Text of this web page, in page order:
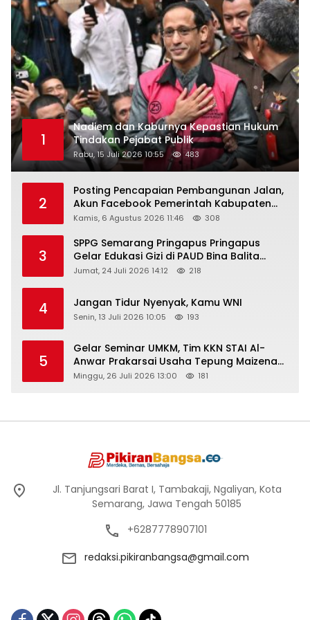
1
Nadiem dan Kaburnya Kepastian Hukum
Tindakan Pejabat Publik
Rabu, 15 Juli 2026 10:55 483
2
Posting Pencapaian Pembangunan Jalan,
Akun Facebook Pemerintah Kabupaten
Rembang “Dirujak” Warganet
Kamis, 6 Agustus 2026 11:46 308
3
SPPG Semarang Pringapus Pringapus
Gelar Edukasi Gizi di PAUD Bina Balita
Peringati Hari Anak Nasional 2026
Jumat, 24 Juli 2026 14:12 218
4 Jangan Tidur Nyenyak, Kamu WNI
Senin, 13 Juli 2026 10:05 193
5
Gelar Seminar UMKM, Tim KKN STAI Al-
Anwar Prakarsai Usaha Tepung Maizena
di Logung
Minggu, 26 Juli 2026 13:00 181
Jl. Tanjungsari Barat I, Tambakaji, Ngaliyan, Kota
Semarang, Jawa Tengah 50185
+6287778907101
redaksi.pikiranbangsa@gmail.com